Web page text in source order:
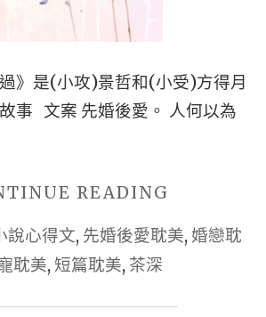
後
愛
戀
美
》是(小攻)景哲和(小受)方得月
事 文案 先婚後愛。 人何以為
READING
選
代
說心得文, 先婚後愛耽美, 婚戀耽
耽美, 短篇耽美, 茶深